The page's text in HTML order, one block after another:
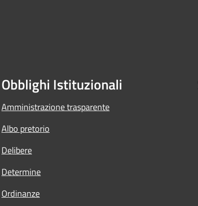
Obblighi Istituzionali
Amministrazione trasparente
Albo pretorio
Delibere
Determine
Ordinanze